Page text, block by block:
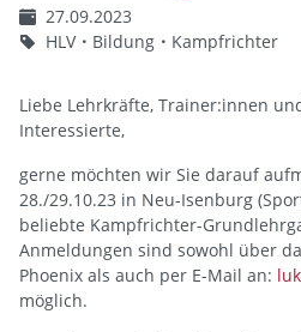
27.09.2023
HLV
Bildung Kampfrichter
Liebe Lehrkräfte, Trainer:innen
Interessierte,
gerne möchten wir Sie darauf
28./29.10.23 in Neu-Isenburg
beliebte Kampfrichter-
Anmeldungen sind sowohl über
Phoenix als auch per E-Mail an:
möglich.